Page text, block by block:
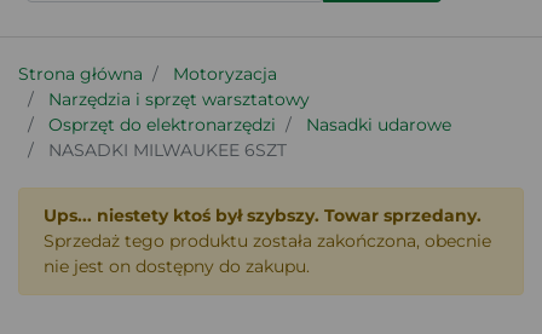
Strona główna
Motoryzacja
Narzędzia i sprzęt warsztatowy
Osprzęt do elektronarzędzi
Nasadki udarowe
NASADKI MILWAUKEE 6SZT
Ups... niestety ktoś był szybszy. Towar sprzedany.
Sprzedaż tego produktu została zakończona, obecnie
nie jest on dostępny do zakupu.